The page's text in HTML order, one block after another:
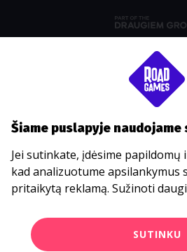
Šiame puslapyje naudojame
Jei sutinkate, įdėsime
kad analizuotume apsilankymus
pritaikytą reklamą. Sužinoti
SUTINKU